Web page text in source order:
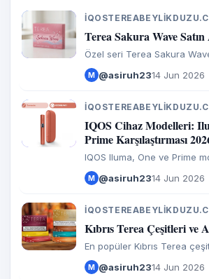
I Terea Sakura Wave
Özel seri Terea Sakura
kiraz çiçeği esintileriyle
içim deneyimi. %100 orijinal,
M @asiruh2314 Jun 2026
I
IQOS Cihaz Modelleri:
Prime Karşılaştırması
IQOS Iluma, One ve Prime
farklar nelerdir? Yeni nesil
hakkında detaylı inceleme,
M @asiruh2314 Jun 2026
I Kıbrıs Terea Çeşitleri ve
En popüler Kıbrıs Terea
Amber, Sienna, Teak ve
keşfedin. Orijinal ürün
M @asiruh2314 Jun 2026